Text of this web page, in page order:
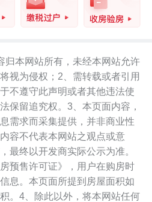
归本网站所有，未经本网站允许
视为侵权；2、需转载或者引用
不遵守此声明或者其他违法使
保留追究权。3、本页面内容，
需求而采集提供，并非商业性
容不代表本网站之观点或意
最终以开发商实际公示为准。
预售许可证》，用户在购房时
息。本页面所提到房屋面积如
。4、除此以外，将本网站任何